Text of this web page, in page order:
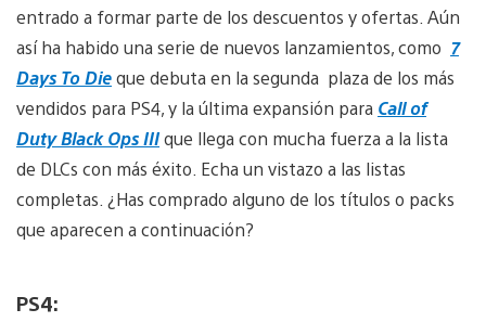
entrado a formar parte de los descuentos y ofertas. Aún
así ha habido una serie de nuevos lanzamientos, como 7
Days To Dieque debuta en la segunda plaza de los más
vendidos para PS4, y la última expansión para Call of
Duty Black Ops IIIque llega con mucha fuerza a la lista
de DLCs con más éxito. Echa un vistazo a las listas
completas. ¿Has comprado alguno de los títulos o packs
que aparecen a continuación?
PS4: